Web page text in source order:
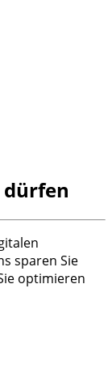
dürfen
sparen Sie
optimieren